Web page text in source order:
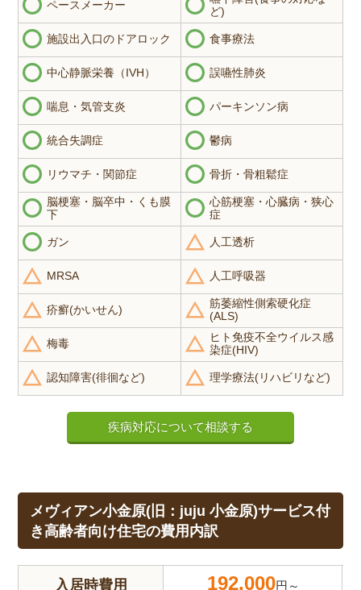
ペースメーカー
ど)
施設出入口のドアロック 食事療法
中心静脈栄養（IVH） 誤嚥性肺炎
喘息・気管支炎 パーキンソン病
統合失調症 鬱病
リウマチ・関節症 骨折・骨粗鬆症
脳梗塞・脳卒中・くも膜
下
心筋梗塞・心臓病・狭心
症
ガン 人工透析
MRSA 人工呼吸器
疥癬(かいせん)
筋萎縮性側索硬化症
(ALS)
梅毒
ヒト免疫不全ウイルス感
染症(HIV)
認知障害(徘徊など) 理学療法(リハビリなど)
疾病対応について相談する
メヴィアン小金原(旧：juju 小金原)サービス付
き高齢者向け住宅の費用内訳
入居時費用 192,000円～